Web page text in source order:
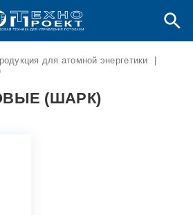
для атомной энергетики
(ШАРК)